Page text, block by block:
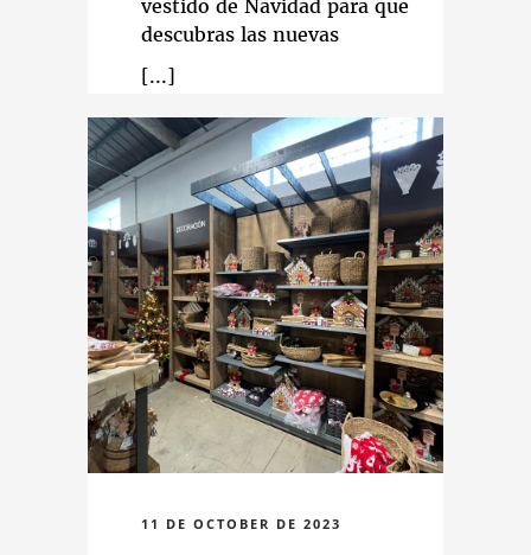
vestido de Navidad para que
descubras las nuevas
tendencias y los nuevos
productos. ¡Te esperamos!
11 DE OCTOBER DE 2023